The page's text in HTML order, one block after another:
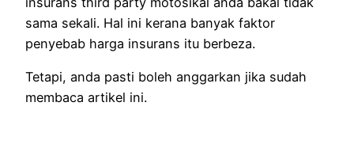
sama sekali. Hal ini kerana banyak faktor
penyebab harga insurans itu berbeza.
Tetapi, anda pasti boleh anggarkan jika sudah
membaca artikel ini.